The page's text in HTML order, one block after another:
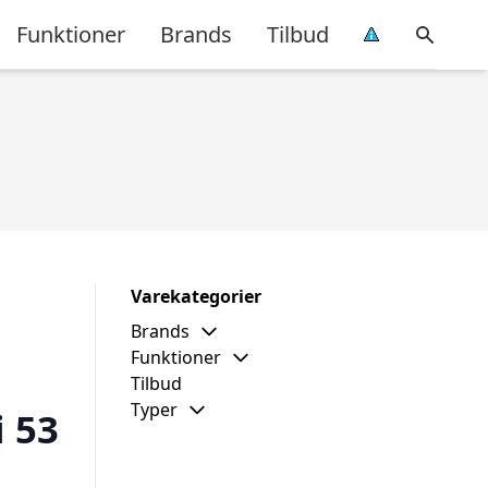
Funktioner Brands Tilbud
53
Varekategorier
Brands
Funktioner
Tilbud
Typer